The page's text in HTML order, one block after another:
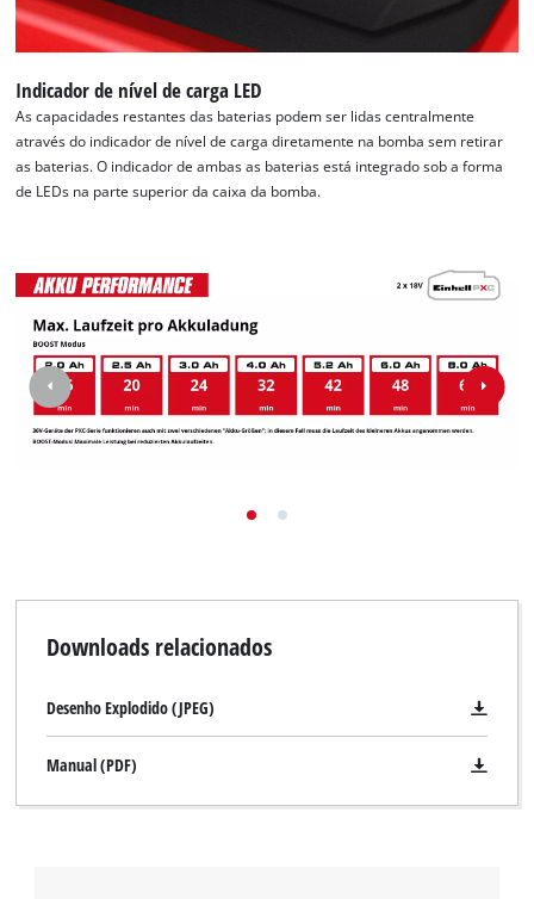
Indicador de nível de carga LED
As capacidades restantes das baterias podem ser lidas centralmente
através do indicador de nível de carga diretamente na bomba sem retirar
as baterias. O indicador de ambas as baterias está integrado sob a forma
de LEDs na parte superior da caixa da bomba.
Downloads relacionados
Desenho Explodido (JPEG)
Manual (PDF)